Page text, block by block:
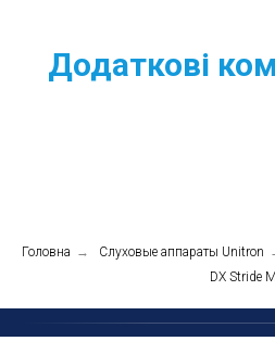
Додаткові
Головна → Слуховые аппараты Unitron
DX Stride M